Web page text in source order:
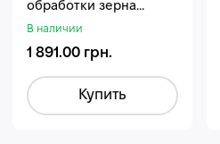
обработки зерна
Стармакс Гумифос
В наличии
1 891.00 грн.
Купить